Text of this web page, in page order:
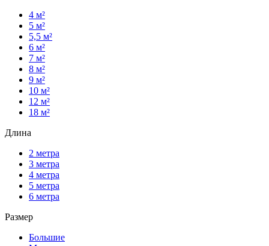
4 м²
5 м²
5,5 м²
6 м²
7 м²
8 м²
9 м²
10 м²
12 м²
18 м²
Длина
2 метра
3 метра
4 метра
5 метра
6 метра
Размер
Большие